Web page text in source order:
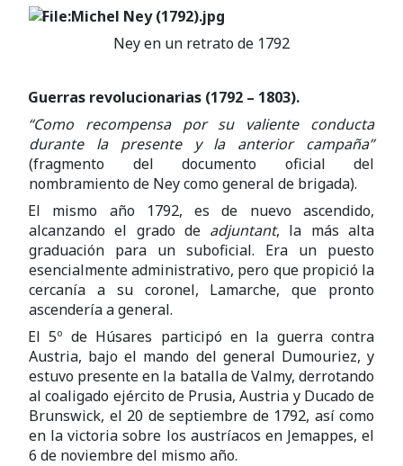
Ney en un retrato de 1792
Guerras revolucionarias (1792 – 1803).
“Como recompensa por su valiente conducta
durante la presente y la anterior campaña”
(fragmento del documento oficial del
nombramiento de Ney como general de brigada).
El mismo año 1792, es de nuevo ascendido,
alcanzando el grado de adjuntant, la más alta
graduación para un suboficial. Era un puesto
esencialmente administrativo, pero que propició la
cercanía a su coronel, Lamarche, que pronto
ascendería a general.
El 5º de Húsares participó en la guerra contra
Austria, bajo el mando del general Dumouriez, y
estuvo presente en la batalla de Valmy, derrotando
al coaligado ejército de Prusia, Austria y Ducado de
Brunswick, el 20 de septiembre de 1792, así como
en la victoria sobre los austríacos en Jemappes, el
6 de noviembre del mismo año.